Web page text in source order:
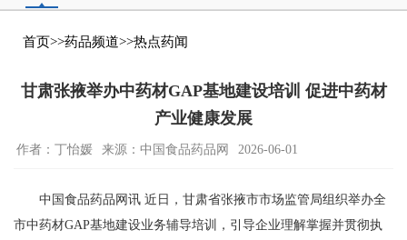
首页>>药品频道>>热点药闻
甘肃张掖举办中药材GAP基地建设培训 促进中药材
产业健康发展
作者：丁怡媛 来源：中国食品药品网 2026-06-01
中国食品药品网讯 近日，甘肃省张掖市市场监管局组织举办全
市中药材GAP基地建设业务辅导培训，引导企业理解掌握并贯彻执